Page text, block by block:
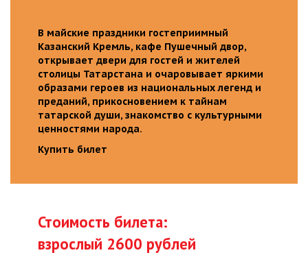
В майские праздники гостеприимный
Казанский Кремль, кафе Пушечный двор,
открывает двери для гостей и жителей
столицы Татарстана и очаровывает яркими
образами героев из национальных легенд и
преданий, прикосновением к тайнам
татарской души, знакомство с культурными
ценностями народа.
Купить билет
Стоимость билета:
взрослый 2600 рублей